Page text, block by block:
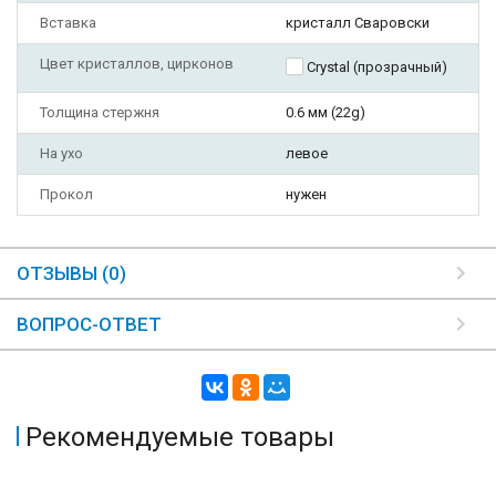
Вставка кристалл Сваровски
Цвет кристаллов, цирконов Crystal (прозрачный)
Толщина стержня 0.6 мм (22g)
На ухо левое
Прокол нужен
ОТЗЫВЫ (0)
ВОПРОС-ОТВЕТ
Рекомендуемые товары